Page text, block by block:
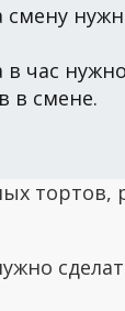
смену
в час
в смене.
тортов,